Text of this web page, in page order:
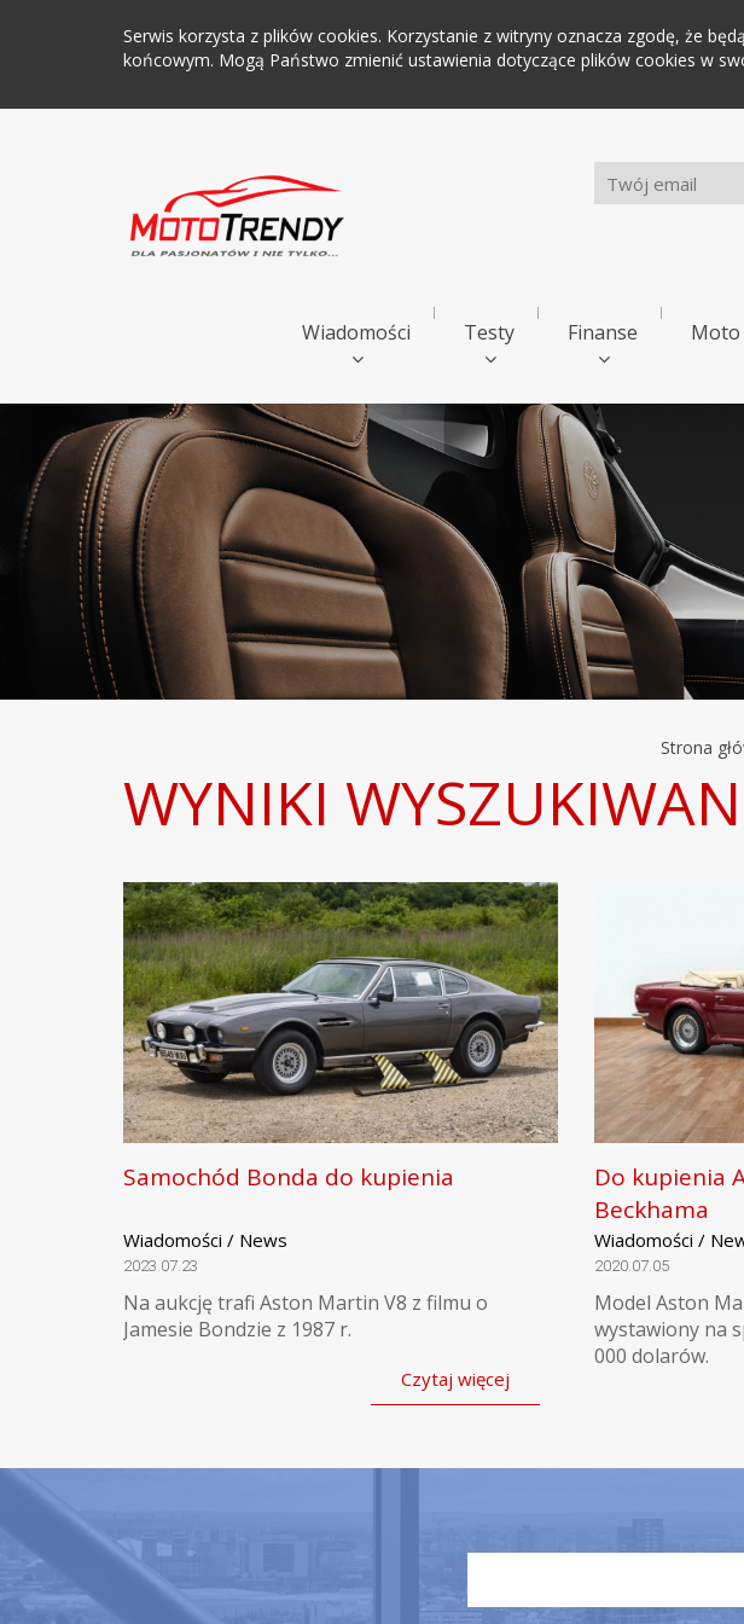
Serwis korzysta z plików cookies. Korzystanie z witryny oznacza zgodę, że
końcowym. Mogą Państwo zmienić ustawienia dotyczące plików cookies w
Wiadomości Testy Finanse
Strona
WYNIKI
Samochód Bonda do kupienia
Wiadomości / News
2023.07.23
Na aukcję trafi Aston Martin V8 z filmu o
Jamesie Bondzie z 1987 r.
Czytaj więcej
Do kupienia
Beckhama
Wiadomości /
2020.07.05
Model Aston
wystawiony na
000 dolarów.